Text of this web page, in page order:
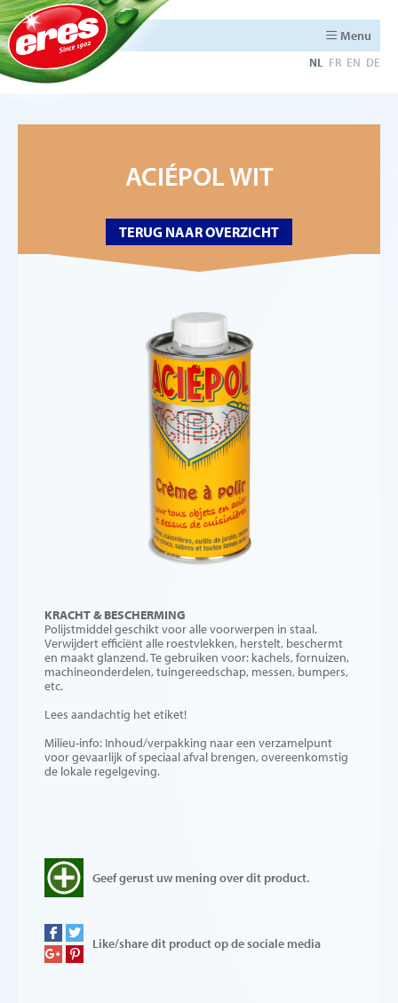
Menu
NL FR EN DE
ACIÉPOL WIT
TERUG NAAR OVERZICHT
KRACHT & BESCHERMING
Polijstmiddel geschikt voor alle voorwerpen in staal.
Verwijdert efficiënt alle roestvlekken, herstelt, beschermt
en maakt glanzend. Te gebruiken voor: kachels, fornuizen,
machineonderdelen, tuingereedschap, messen, bumpers,
etc.
Lees aandachtig het etiket!
Milieu-info: Inhoud/verpakking naar een verzamelpunt
voor gevaarlijk of speciaal afval brengen, overeenkomstig
de lokale regelgeving.
Geef gerust uw mening over dit product.
Like/share dit product op de sociale media